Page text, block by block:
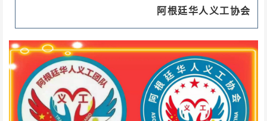
阿根廷华人义工协会